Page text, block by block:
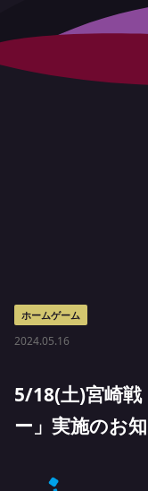
ホームゲーム
2024.05.16
5/18(土)宮崎
ー」実施のお